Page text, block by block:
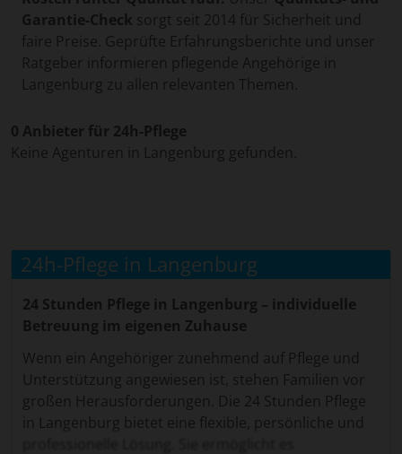
Garantie-Check sorgt seit 2014 für Sicherheit und
faire Preise. Geprüfte Erfahrungsberichte und unser
Ratgeber informieren pflegende Angehörige in
Langenburg zu allen relevanten Themen.
0 Anbieter für 24h-Pflege
Keine Agenturen in Langenburg gefunden.
24h-Pflege in Langenburg
24 Stunden Pflege in Langenburg – individuelle
Betreuung im eigenen Zuhause
Wenn ein Angehöriger zunehmend auf Pflege und
Unterstützung angewiesen ist, stehen Familien vor
großen Herausforderungen. Die 24 Stunden Pflege
in Langenburg bietet eine flexible, persönliche und